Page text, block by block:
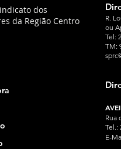
dos
da Região Centro
R.
ou
Tel:
TM:
Rua
Tel.:
E-